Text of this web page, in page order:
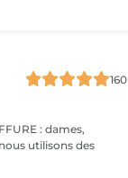
160
utilisons des